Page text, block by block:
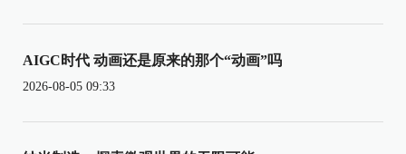
AIGC时代 动画还是原来的那个“动画”吗
2026-08-05 09:33